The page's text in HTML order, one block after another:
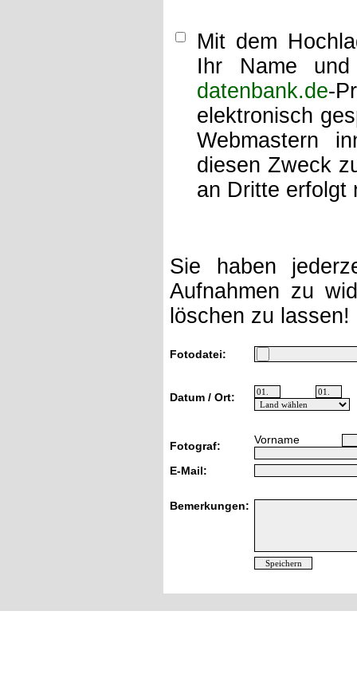
Mit dem
Ihr Name
datenbank.de-
elektronisch
Webmastern
diesen Zweck
an Dritte erfolgt
Sie haben
Aufnahmen zu
löschen zu
Fotodatei:
Datum / Ort:
Fotograf: Vorname
E-Mail:
Bemerkungen: